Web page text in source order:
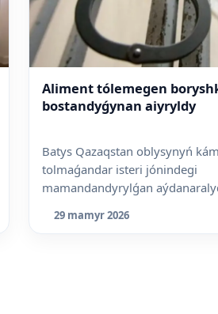
Aliment tólemegen
bostandyǵynan aiyryldy
Batys Qazaqstan oblysynyń
tolmaǵandar isteri jónindegi
mamandandyrylǵan
29 mamyr 2026